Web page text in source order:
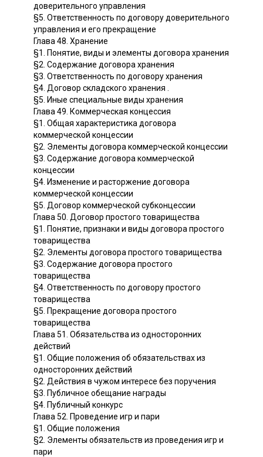
доверительного управления
§5. Ответственность по договору доверительного
управления и его прекращение
Глава 48. Хранение
§1. Понятие, виды и элементы договора хранения
§2. Содержание договора хранения
§3. Ответственность по договору хранения
§4. Договор складского хранения .
§5. Иные специальные виды хранения
Глава 49. Коммерческая концессия
§1. Общая характеристика договора
коммерческой концессии
§2. Элементы договора коммерческой концессии
§3. Содержание договора коммерческой
концессии
§4. Изменение и расторжение договора
коммерческой концессии
§5. Договор коммерческой субконцессии
Глава 50. Договор простого товарищества
§1. Понятие, признаки и виды договора простого
товарищества
§2. Элементы договора простого товарищества
§3. Содержание договора простого
товарищества
§4. Ответственность по договору простого
товарищества
§5. Прекращение договора простого
товарищества
Глава 51. Обязательства из односторонних
действий
§1. Общие положения об обязательствах из
односторонних действий
§2. Действия в чужом интересе без поручения
§3. Публичное обещание награды
§4. Публичный конкурс
Глава 52. Проведение игр и пари
§1. Общие положения
§2. Элементы обязательств из проведения игр и
пари